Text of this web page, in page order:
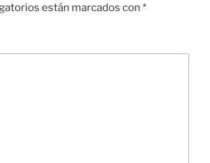
están marcados con *